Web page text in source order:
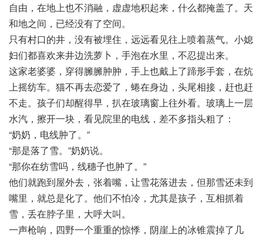
自由，在地上也不消融，虚虚地积起来，什么都掩盖了。天
和地之间，已经没有了空间。
只有村口的井，没有被埋住，远远看见往上喷着蒸气。小媳
妇们都喜欢来井边洗萝卜，手泡在水里，不忍提出来。
这家老婆婆，穿得臃臃肿肿，手上也戴上了蹄形手套，在炕
上摇纺车。猫不再去恋爱了，蜷在身边，头尾相接，赶也赶
不走。孩子们却醒得早，扒在玻璃窗上往外看。玻璃上一层
水汽，擦开一块，看见院里的电线，差不多指头粗了：
“奶奶，电线肿了。”
“那是落了雪。”奶奶说。
“那你在纺雪吗，线穗子也肿了。”
他们就跑到屋外去，张着嘴，让雪花落进去，但那雪还未到
嘴里，就总是化了。他们不怕冷，尤其是孩子，互相抓着
雪，丢在脖子里，大呼大叫。
一声枪响，四野一个重重的惊悸，阴崖上的冰锥震掉了几